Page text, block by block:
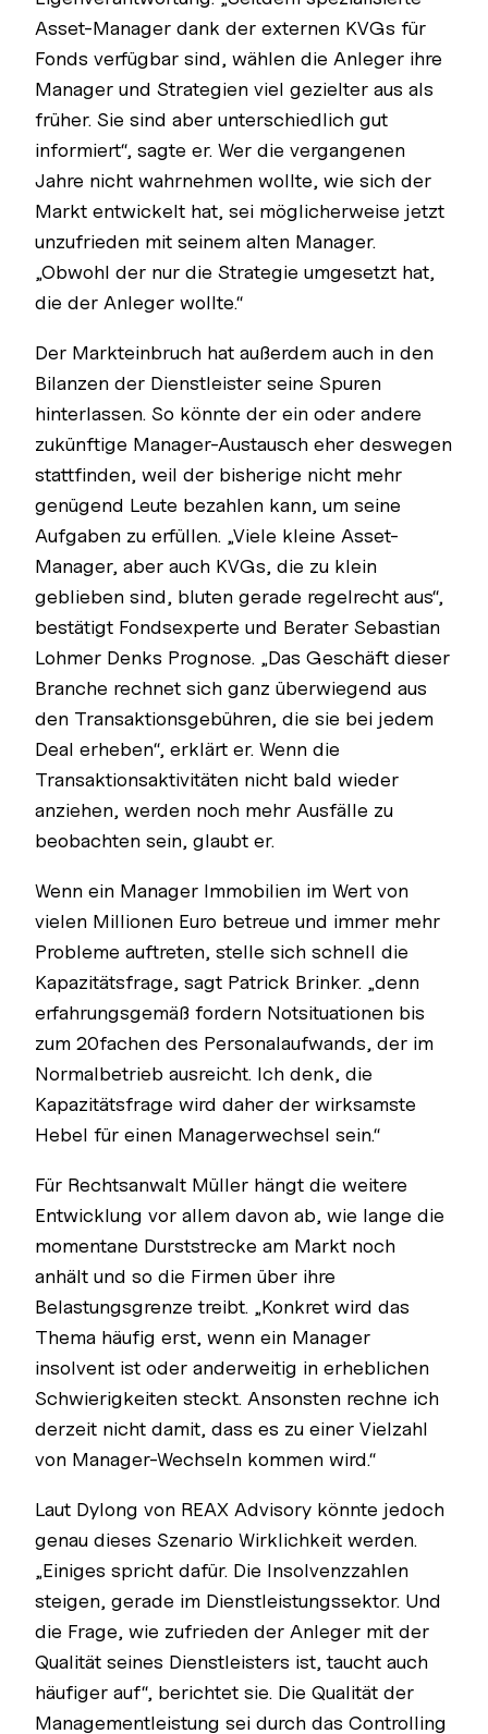
Asset-Manager dank der externen KVGs für
Fonds verfügbar sind, wählen die Anleger ihre
Manager und Strategien viel gezielter aus als
früher. Sie sind aber unterschiedlich gut
informiert“, sagte er. Wer die vergangenen
Jahre nicht wahrnehmen wollte, wie sich der
Markt entwickelt hat, sei möglicherweise jetzt
unzufrieden mit seinem alten Manager.
„Obwohl der nur die Strategie umgesetzt hat,
die der Anleger wollte.“
Der Markteinbruch hat außerdem auch in den
Bilanzen der Dienstleister seine Spuren
hinterlassen. So könnte der ein oder andere
zukünftige Manager-Austausch eher deswegen
stattfinden, weil der bisherige nicht mehr
genügend Leute bezahlen kann, um seine
Aufgaben zu erfüllen. „Viele kleine Asset-
Manager, aber auch KVGs, die zu klein
geblieben sind, bluten gerade regelrecht aus“,
bestätigt Fondsexperte und Berater Sebastian
Lohmer Denks Prognose. „Das Geschäft dieser
Branche rechnet sich ganz überwiegend aus
den Transaktionsgebühren, die sie bei jedem
Deal erheben“, erklärt er. Wenn die
Transaktionsaktivitäten nicht bald wieder
anziehen, werden noch mehr Ausfälle zu
beobachten sein, glaubt er.
Wenn ein Manager Immobilien im Wert von
vielen Millionen Euro betreue und immer mehr
Probleme auftreten, stelle sich schnell die
Kapazitätsfrage, sagt Patrick Brinker. „denn
erfahrungsgemäß fordern Notsituationen bis
zum 20fachen des Personalaufwands, der im
Normalbetrieb ausreicht. Ich denk, die
Kapazitätsfrage wird daher der wirksamste
Hebel für einen Managerwechsel sein.“
Für Rechtsanwalt Müller hängt die weitere
Entwicklung vor allem davon ab, wie lange die
momentane Durststrecke am Markt noch
anhält und so die Firmen über ihre
Belastungsgrenze treibt. „Konkret wird das
Thema häufig erst, wenn ein Manager
insolvent ist oder anderweitig in erheblichen
Schwierigkeiten steckt. Ansonsten rechne ich
derzeit nicht damit, dass es zu einer Vielzahl
von Manager-Wechseln kommen wird.“
Laut Dylong von REAX Advisory könnte jedoch
genau dieses Szenario Wirklichkeit werden.
„Einiges spricht dafür. Die Insolvenzzahlen
steigen, gerade im Dienstleistungssektor. Und
die Frage, wie zufrieden der Anleger mit der
Qualität seines Dienstleisters ist, taucht auch
häufiger auf“, berichtet sie. Die Qualität der
Managementleistung sei durch das Controlling